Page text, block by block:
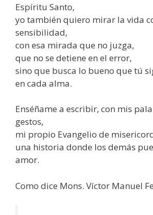
Espíritu Santo,
yo también quiero mirar la vida
sensibilidad,
con esa mirada que no juzga,
que no se detiene en el error,
sino que busca lo bueno que tú
en cada alma.
Enséñame a escribir, con mis
gestos,
mi propio Evangelio de
una historia donde los demás
amor.
Como dice Mons. Víctor Manuel